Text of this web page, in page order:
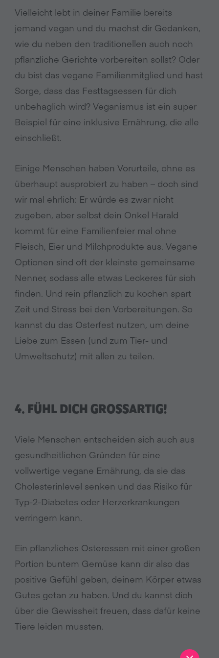
Vielleicht lebt in deiner Familie bereits
jemand vegan und du machst dir Gedanken,
wie du neben den traditionellen auch noch
pflanzliche Gerichte vorbereiten sollst? Oder
du bist das vegane Familienmitglied und hast
Sorge, dass das Festtagsessen für dich
unbehaglich wird? Veganismus ist ein super
Beispiel für eine inklusive Ernährung, die alle
einschließt.
Einige Menschen haben Vorurteile, ohne es
überhaupt ausprobiert zu haben – doch sind
wir mal ehrlich: Er würde es zwar nicht
zugeben, aber selbst dein Onkel Harald
kommt für eine Familienfeier mal ohne
Fleisch, Eier und Milchprodukte aus. Vegane
Optionen sind oft der kleinste gemeinsame
Nenner, sodass alle etwas Leckeres für sich
finden. Und rein pflanzlich zu kochen spart
Zeit und Stress bei den Vorbereitungen. So
kannst du das Osterfest nutzen, um deine
Liebe zum Essen (und zum Tier- und
Umweltschutz) mit allen zu teilen.
4. FÜHL DICH GROSSARTIG!
Viele Menschen entscheiden sich auch aus
gesundheitlichen Gründen für eine
vollwertige vegane Ernährung, da sie das
Cholesterinlevel senken und das Risiko für
Typ-2-Diabetes oder Herzerkrankungen
verringern kann.
Ein pflanzliches Osteressen mit einer großen
Portion buntem Gemüse kann dir also das
positive Gefühl geben, deinem Körper etwas
Gutes getan zu haben. Und du kannst dich
über die Gewissheit freuen, dass dafür keine
Tiere leiden mussten.